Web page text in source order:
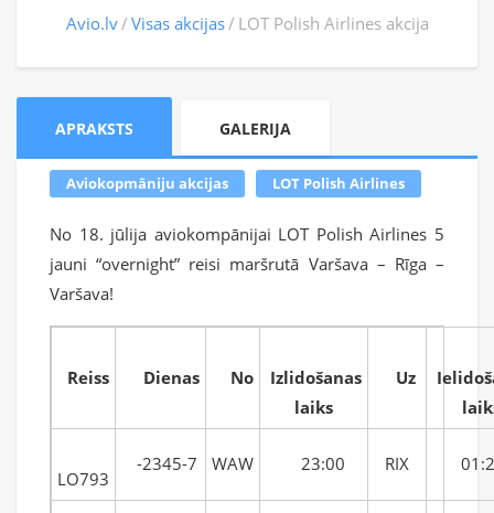
Avio.lv Visas akcijas LOT Polish Airlines akcija
APRAKSTS GALERIJA
Aviokopmāniju akcijas LOT Polish Airlines
No 18. jūlija aviokompānijai LOT Polish Airlines 5
jauni “overnight” reisi maršrutā Varšava – Rīga –
Varšava!
Reiss Dienas No
Izlidošanas
laiks
Uz
LO793
-2345-7 WAW 23:00 RIX